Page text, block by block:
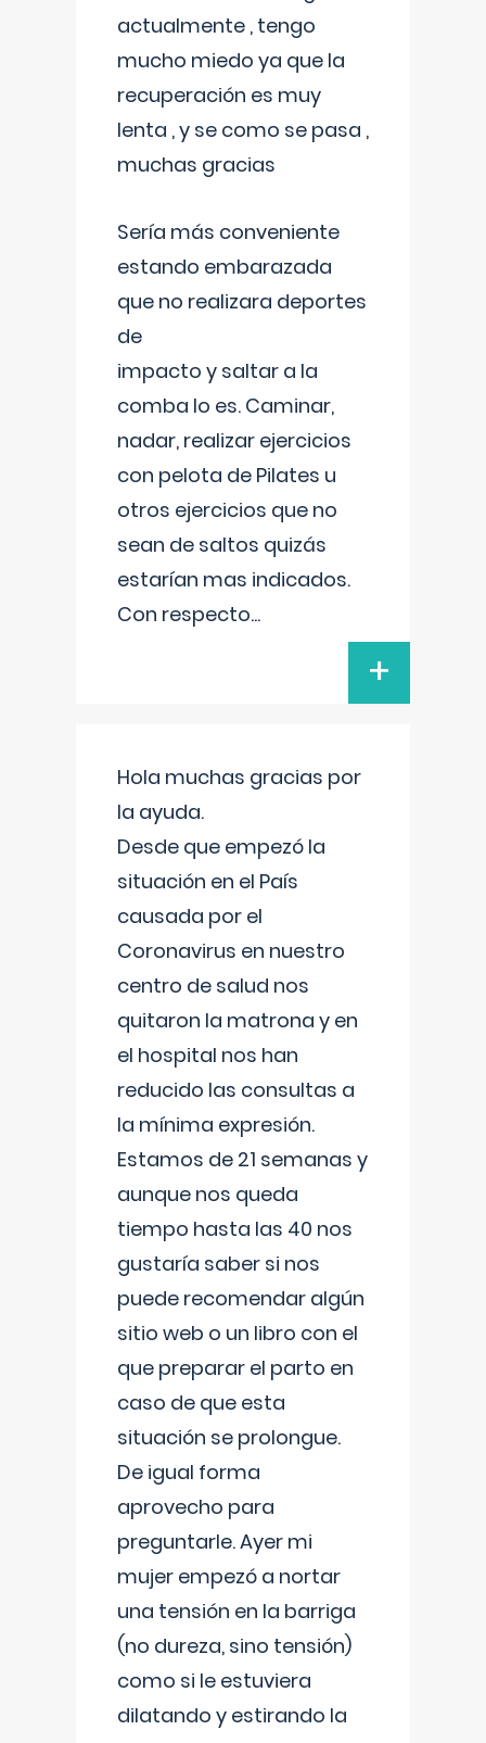
actualmente , tengo
mucho miedo ya que la
recuperación es muy
lenta , y se como se pasa ,
muchas gracias
Sería más conveniente
estando embarazada
que no realizara deportes
de
impacto y saltar a la
comba lo es. Caminar,
nadar, realizar ejercicios
con pelota de Pilates u
otros ejercicios que no
sean de saltos quizás
estarían mas indicados.
Con respecto...
+
Hola muchas gracias por
la ayuda.
Desde que empezó la
situación en el País
causada por el
Coronavirus en nuestro
centro de salud nos
quitaron la matrona y en
el hospital nos han
reducido las consultas a
la mínima expresión.
Estamos de 21 semanas y
aunque nos queda
tiempo hasta las 40 nos
gustaría saber si nos
puede recomendar algún
sitio web o un libro con el
que preparar el parto en
caso de que esta
situación se prolongue.
De igual forma
aprovecho para
preguntarle. Ayer mi
mujer empezó a nortar
una tensión en la barriga
(no dureza, sino tensión)
como si le estuviera
dilatando y estirando la